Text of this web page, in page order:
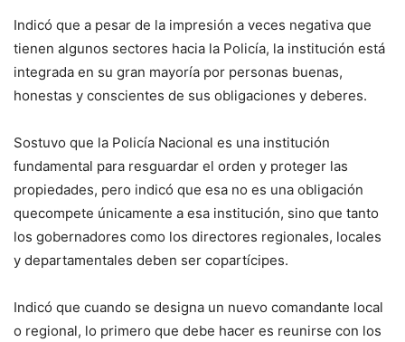
Indicó que a pesar de la impresión a veces negativa que
tienen algunos sectores hacia la Policía, la institución está
integrada en su gran mayoría por personas buenas,
honestas y conscientes de sus obligaciones y deberes.
Sostuvo que la Policía Nacional es una institución
fundamental para resguardar el orden y proteger las
propiedades, pero indicó que esa no es una obligación
quecompete únicamente a esa institución, sino que tanto
los gobernadores como los directores regionales, locales
y departamentales deben ser copartícipes.
Indicó que cuando se designa un nuevo comandante local
o regional, lo primero que debe hacer es reunirse con los